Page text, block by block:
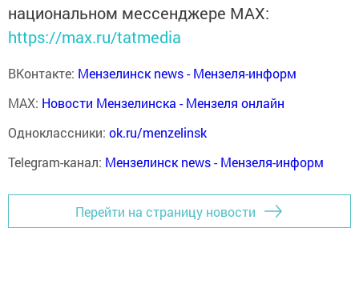
национальном мессенджере MАХ:
https://max.ru/tatmedia
ВКонтакте: Мензелинск news - Мензеля-информ
MAX: Новости Мензелинска - Мензеля онлайн
Одноклассники: ok.ru/menzelinsk
Telegram-канал: Мензелинск news - Мензеля-информ
Перейти на страницу новости